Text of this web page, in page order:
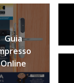
Guia
Online